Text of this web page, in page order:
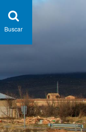
Buscar